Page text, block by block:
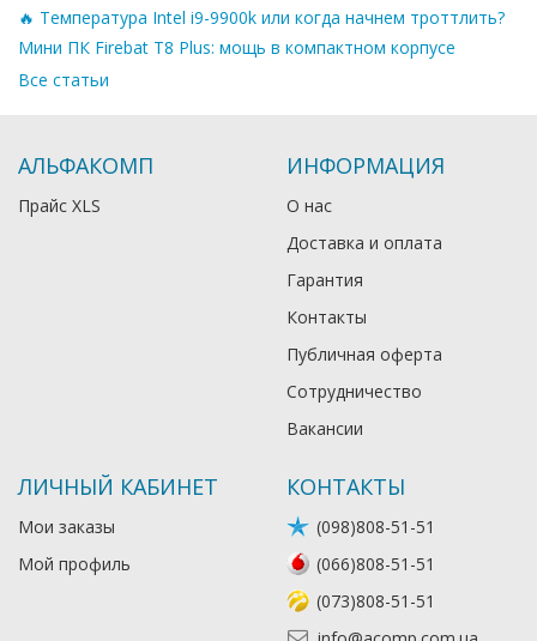
🔥 Температура Intel i9-9900k или когда начнем троттлить?
Мини ПК Firebat T8 Plus: мощь в компактном корпусе
Все статьи
АЛЬФАКОМП
Прайс XLS
ИНФОРМАЦИЯ
О нас
Доставка и оплата
Гарантия
Контакты
Публичная оферта
Сотрудничество
Вакансии
ЛИЧНЫЙ КАБИНЕТ
Мои заказы
Мой профиль
КОНТАКТЫ
(098)808-51-51
(066)808-51-51
(073)808-51-51